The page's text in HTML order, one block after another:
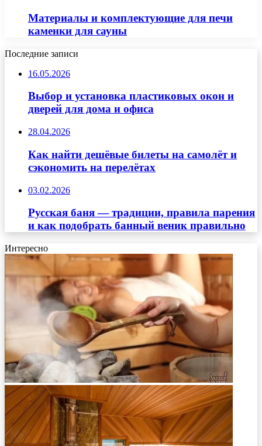
Материалы и комплектующие для печи
каменки для сауны
Последние записи
16.05.2026
Выбор и установка пластиковых окон и
дверей для дома и офиса
28.04.2026
Как найти дешёвые билеты на самолёт и
сэкономить на перелётах
03.02.2026
Русская баня — традиции, правила парения
и как подобрать банный веник правильно
Интересно